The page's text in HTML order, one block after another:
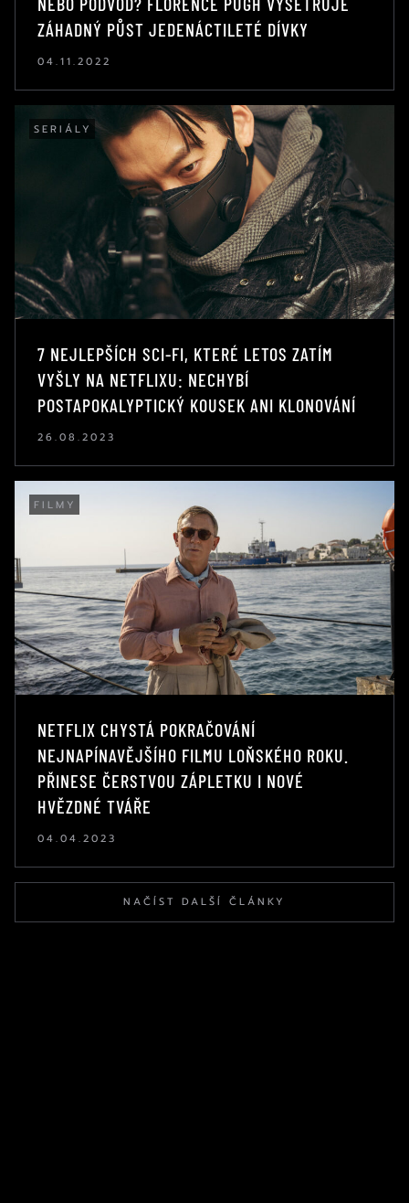
ZÁHADNÝ PŮST JEDENÁCTILETÉ DÍVKY
04.11.2022
SERIÁLY
7 NEJLEPŠÍCH SCI-FI, KTERÉ LETOS ZATÍM
VYŠLY NA NETFLIXU: NECHYBÍ
POSTAPOKALYPTICKÝ KOUSEK ANI KLONOVÁNÍ
26.08.2023
FILMY
NETFLIX CHYSTÁ POKRAČOVÁNÍ
NEJNAPÍNAVĚJŠÍHO FILMU LOŇSKÉHO ROKU.
PŘINESE ČERSTVOU ZÁPLETKU I NOVÉ
HVĚZDNÉ TVÁŘE
04.04.2023
NAČÍST DALŠÍ ČLÁNKY